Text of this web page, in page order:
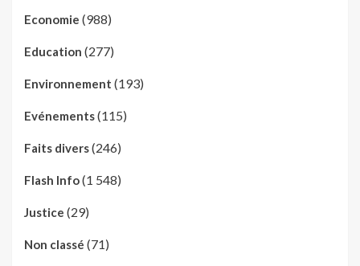
Economie (988)
Education (277)
Environnement (193)
Evénements(115)
Faits divers(246)
Flash Info(1 548)
Justice (29)
Non classé (71)